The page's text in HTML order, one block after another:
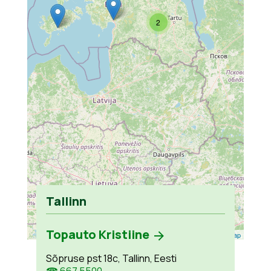
2
Leaflet OpenStreetMap
Tallinn
Topauto Kristiine
Sõpruse pst 18c, Tallinn, Eesti